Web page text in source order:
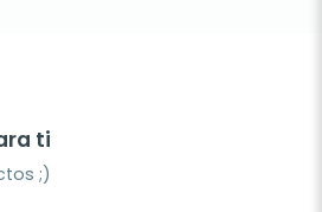
ti
;)